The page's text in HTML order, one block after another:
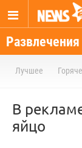
Развлечения
Лучшее
В
яйцо